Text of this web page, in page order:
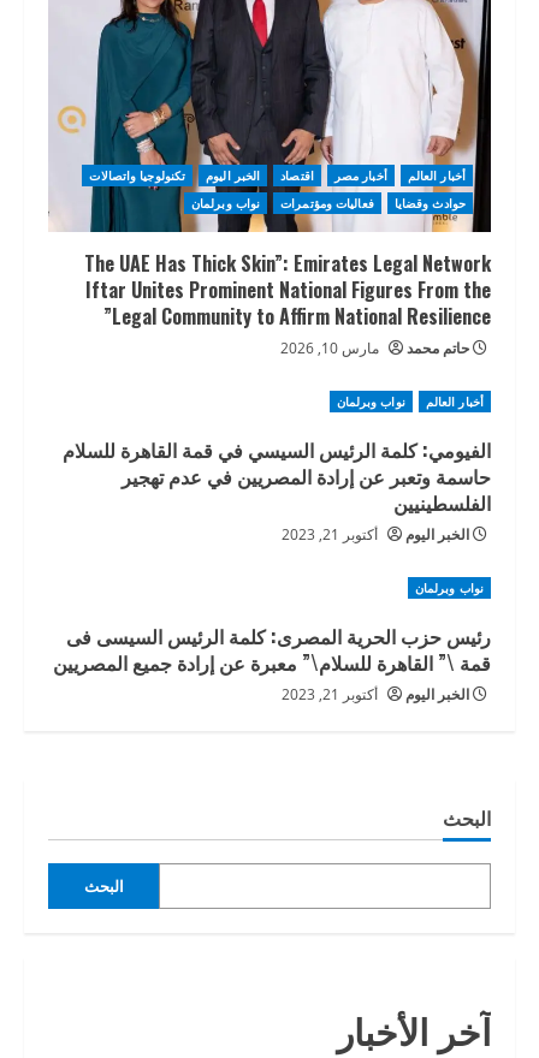
أخبار العالم أخبار مصر اقتصاد الخبر اليوم
تكنولوجيا واتصالات
حوادث وقضايا
فعاليات ومؤتمرات نواب وبرلمان
The UAE Has Thick Skin”: Emirates Legal Network
Iftar Unites Prominent National Figures From the
Legal Community to Affirm National Resilience”
حاتم محمد مارس 10, 2026
أخبار العالم نواب وبرلمان
الفيومي: كلمة الرئيس السيسي في قمة القاهرة للسلام
حاسمة وتعبر عن إرادة المصريين في عدم تهجير
الفلسطينيين
الخبر اليوم أكتوبر 21, 2023
نواب وبرلمان
رئيس حزب الحرية المصرى: كلمة الرئيس السيسى فى
قمة \” القاهرة للسلام\” معبرة عن إرادة جميع المصريين
الخبر اليوم أكتوبر 21, 2023
البحث
البحث
آخر الأخبار